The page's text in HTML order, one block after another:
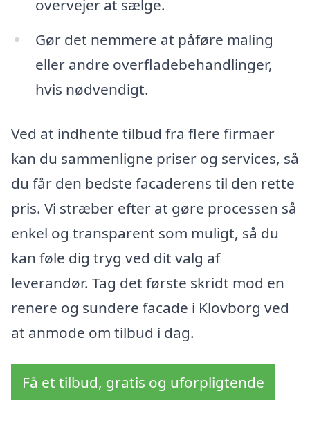
overvejer at sælge.
Gør det nemmere at påføre maling
eller andre overfladebehandlinger,
hvis nødvendigt.
Ved at indhente tilbud fra flere firmaer
kan du sammenligne priser og services, så
du får den bedste facaderens til den rette
pris. Vi stræber efter at gøre processen så
enkel og transparent som muligt, så du
kan føle dig tryg ved dit valg af
leverandør. Tag det første skridt mod en
renere og sundere facade i Klovborg ved
at anmode om tilbud i dag.
Få et tilbud, gratis og uforpligtende